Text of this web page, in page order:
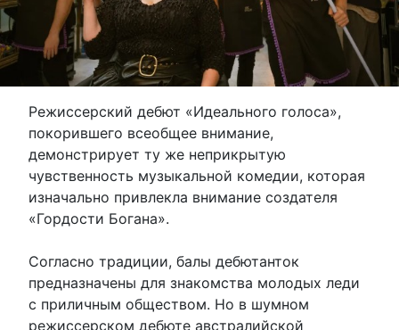
Режиссерский дебют «Идеального голоса»,
покорившего всеобщее внимание,
демонстрирует ту же неприкрытую
чувственность музыкальной комедии, которая
изначально привлекла внимание создателя
«Гордости Богана».
Согласно традиции, балы дебютанток
предназначены для знакомства молодых леди
с приличным обществом. Но в шумном
режиссерском дебюте австралийской